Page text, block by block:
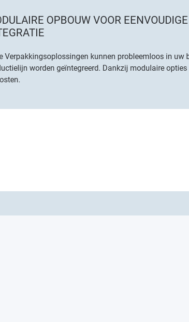
OPBOUW VOOR EENVOUDIGE
Verpakkingsoplossingen kunnen probleemloos in uw
worden geïntegreerd. Dankzij modulaire